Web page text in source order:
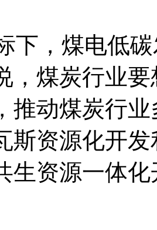
下，煤电低
，煤炭行业
推动煤炭行
斯资源化开
生资源一体